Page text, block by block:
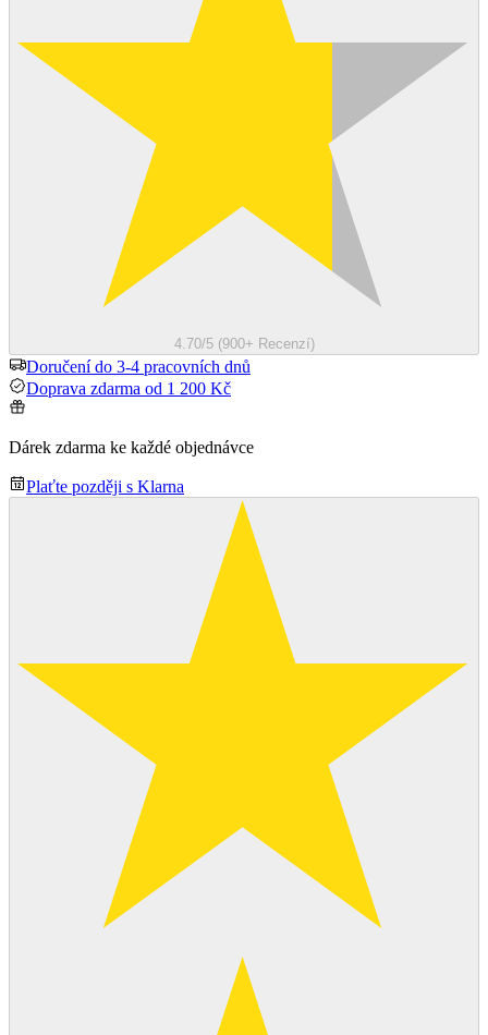
4.70/5 (900+ Recenzí)
Doručení do 3-4 pracovních dnů
Doprava zdarma od 1 200 Kč
Dárek zdarma ke každé objednávce
Plaťte později s Klarna